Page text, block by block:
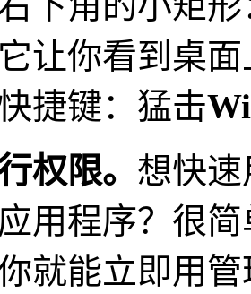
让你看到桌
捷键：猛击
权限。 想快
用程序？很
就能立即用